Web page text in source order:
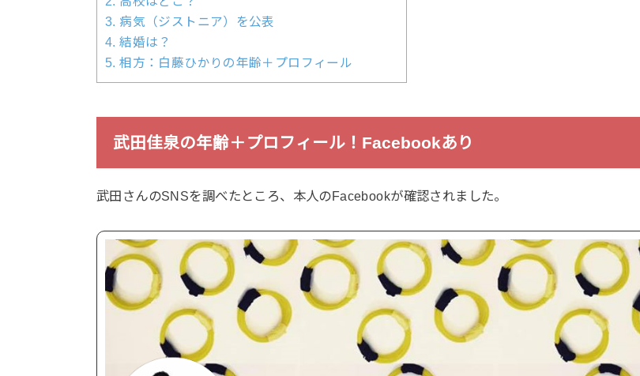
3. 病気（ジストニア）を公表
4. 結婚は？
5. 相方：白藤ひかりの年齢＋プロフィール
武田佳泉の年齢＋プロフィール！Facebookあり
武田さんのSNSを調べたところ、本人のFacebookが確認されました。